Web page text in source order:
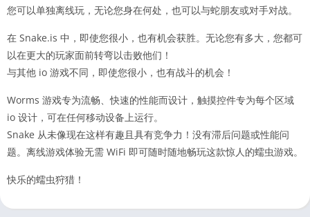
您可以单独离线玩，无论您身在何处，也可以与蛇朋友或对手对战。
在 Snake.is 中，即使您很小，也有机会获胜。无论您有多大，您都可
以在更大的玩家面前转弯以击败他们！
与其他 io 游戏不同，即使您很小，也有战斗的机会！
Worms 游戏专为流畅、快速的性能而设计，触摸控件专为每个区域
io 设计，可在任何移动设备上运行。
Snake 从未像现在这样有趣且具有竞争力！没有滞后问题或性能问
题。离线游戏体验无需 WiFi 即可随时随地畅玩这款惊人的蠕虫游戏。
快乐的蠕虫狩猎！